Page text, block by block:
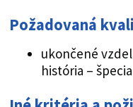
Požadovaná
ukončené
história –